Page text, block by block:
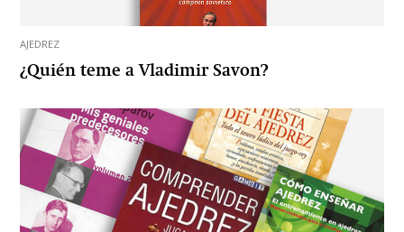
AJEDREZ
¿Quién teme a Vladimir Savon?